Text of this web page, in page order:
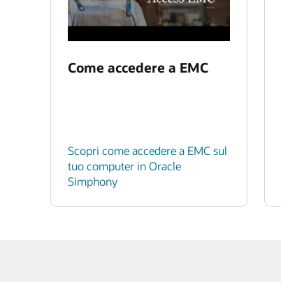
Come accedere a EMC
Scopri come accedere a EMC sul
tuo computer in Oracle
Simphony